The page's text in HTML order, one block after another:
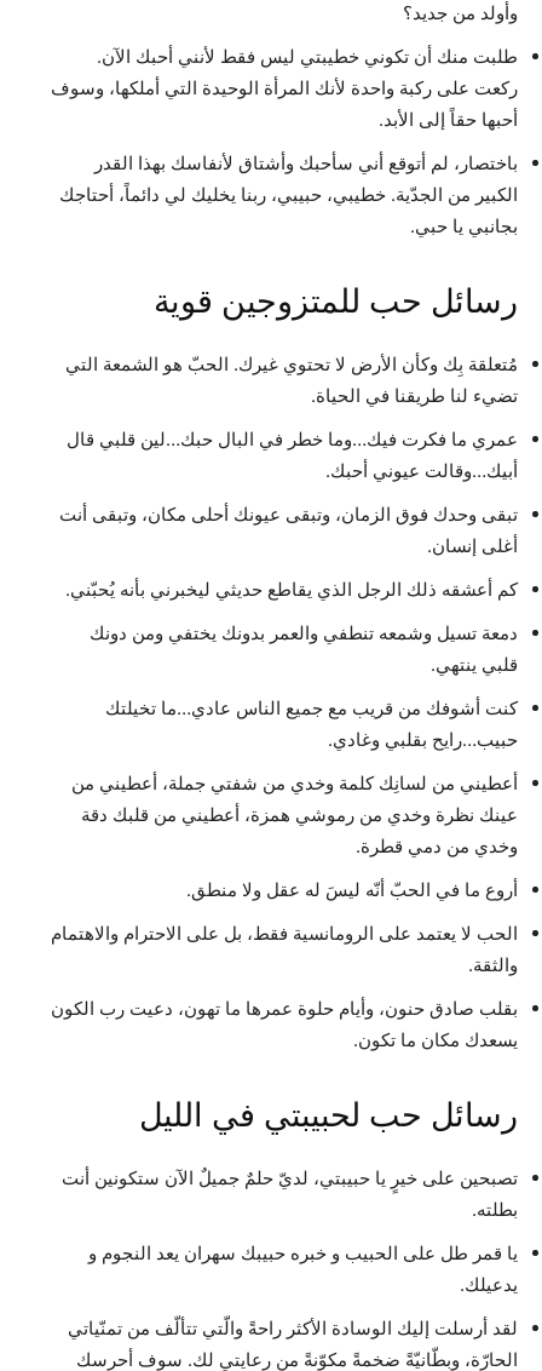
وأولد من جديد؟
طلبت منك أن تكوني خطيبتي ليس فقط لأنني أحبك الآن.
ركعت على ركبة واحدة لأنك المرأة الوحيدة التي أملكها، وسوف
أحبها حقاً إلى الأبد.
باختصار، لم أتوقع أني سأحبك وأشتاق لأنفاسك بهذا القدر
الكبير من الجدّية. خطيبي، حبيبي، ربنا يخليك لي دائماً، أحتاجك
بجانبي يا حبي.
رسائل حب للمتزوجين قوية
مُتعلقة بِك وكأن الأرض لا تحتوي غيرك. الحبّ هو الشمعة التي
تضيء لنا طريقنا في الحياة.
عمري ما فكرت فيك…وما خطر في البال حبك…لين قلبي قال
أبيك…وقالت عيوني أحبك.
تبقى وحدك فوق الزمان، وتبقى عيونك أحلى مكان، وتبقى أنت
أغلى إنسان.
كم أعشقه ذلك الرجل الذي يقاطع حديثي ليخبرني بأنه يُحبّني.
دمعة تسيل وشمعه تنطفي والعمر بدونك يختفي ومن دونك
قلبي ينتهي.
كنت أشوفك من قريب مع جميع الناس عادي…ما تخيلتك
حبيب…رايح بقلبي وغادي.
أعطيني من لسانِك كلمة وخدي من شفتي جملة، أعطيني من
عينك نظرة وخدي من رموشي همزة، أعطيني من قلبك دقة
وخدي من دمي قطرة.
أروع ما في الحبّ أنّه ليسَ له عقل ولا منطق.
الحب لا يعتمد على الرومانسية فقط، بل على الاحترام والاهتمام
والثقة.
بقلب صادق حنون، وأيام حلوة عمرها ما تهون، دعيت رب الكون
يسعدك مكان ما تكون.
رسائل حب لحبيبتي في الليل
تصبحين على خيرٍ يا حبيبتي، لديّ حلمٌ جميلٌ الآن ستكونين أنت
بطلته.
يا قمر طل على الحبيب و خبره حبيبك سهران يعد النجوم و
يدعيلك.
لقد أرسلت إليك الوسادة الأكثر راحةً والّتي تتألّف من تمنّياتي
الحارّة، وبطّانيّةً ضخمةً مكوّنةً من رعايتي لك. سوف أحرسك